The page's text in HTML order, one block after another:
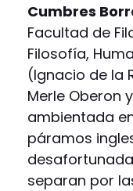
Cumbres
Facultad de
Filosofía,
(Ignacio de la
Merle Oberon
ambientada
páramos
separan por